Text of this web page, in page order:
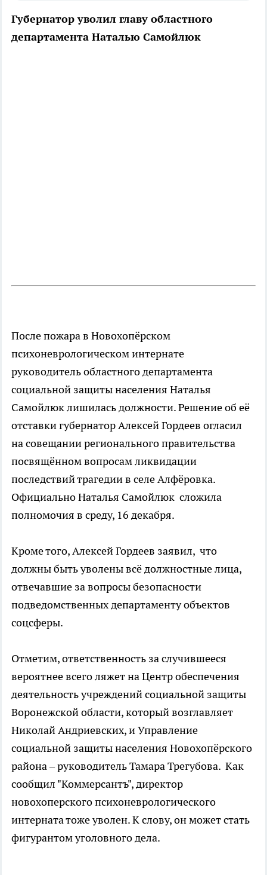
Губернатор уволил главу областного
департамента Наталью Самойлюк
После пожара в Новохопёрском
психоневрологическом интернате
руководитель областного департамента
социальной защиты населения Наталья
Самойлюк лишилась должности. Решение об её
отставки губернатор Алексей Гордеев огласил
на совещании регионального правительства
посвящённом вопросам ликвидации
последствий трагедии в селе Алфёровка.
Официально Наталья Самойлюк сложила
полномочия в среду, 16 декабря.
Кроме того, Алексей Гордеев заявил, что
должны быть уволены всё должностные лица,
отвечавшие за вопросы безопасности
подведомственных департаменту объектов
соцсферы.
Отметим, ответственность за случившееся
вероятнее всего ляжет на Центр обеспечения
деятельность учреждений социальной защиты
Воронежской области, который возглавляет
Николай Андриевских, и Управление
социальной защиты населения Новохопёрского
района – руководитель Тамара Трегубова. Как
сообщил "Коммерсантъ", директор
новохоперского психоневрологического
интерната тоже уволен. К слову, он может стать
фигурантом уголовного дела.